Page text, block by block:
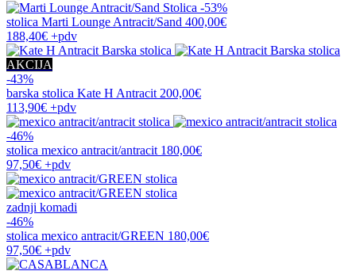
-53%
stolica Marti Lounge Antracit/Sand 400,00€
188,40€ +pdv
AKCIJA
-43%
barska stolica Kate H Antracit 200,00€
113,90€ +pdv
-46%
stolica mexico antracit/antracit 180,00€
97,50€ +pdv
zadnji komadi
-46%
stolica mexico antracit/GREEN 180,00€
97,50€ +pdv